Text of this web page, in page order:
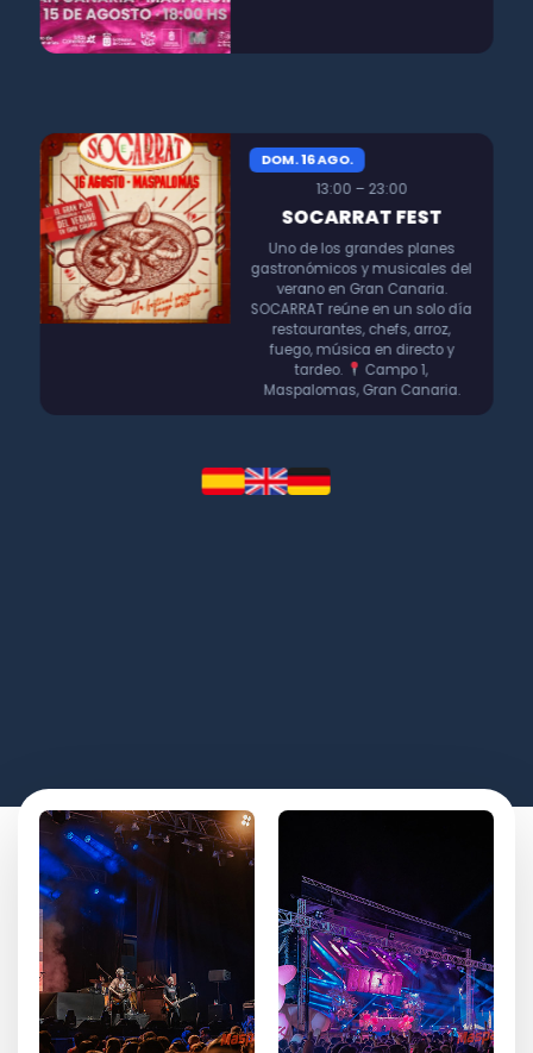
DOM. 16 AGO.
13:00 – 23:00
SOCARRAT FEST
Uno de los grandes planes
gastronómicos y musicales del
verano en Gran Canaria.
SOCARRAT reúne en un solo día
restaurantes, chefs, arroz,
fuego, música en directo y
tardeo.
Campo 1,
Maspalomas, Gran Canaria.